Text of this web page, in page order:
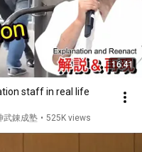
16:41
staff in real life
武錬成塾 • 525K views